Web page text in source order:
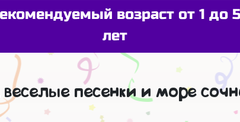
возраст от 1 до 5
лет
песенки и море